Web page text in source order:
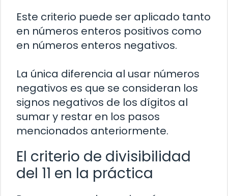
Este criterio puede ser aplicado tanto
en números enteros positivos como
en números enteros negativos.
La única diferencia al usar números
negativos es que se consideran los
signos negativos de los dígitos al
sumar y restar en los pasos
mencionados anteriormente.
El criterio de divisibilidad
del 11 en la práctica